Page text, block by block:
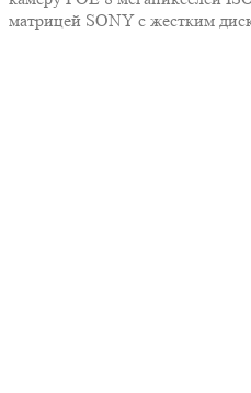
матрицей SONY с жестким